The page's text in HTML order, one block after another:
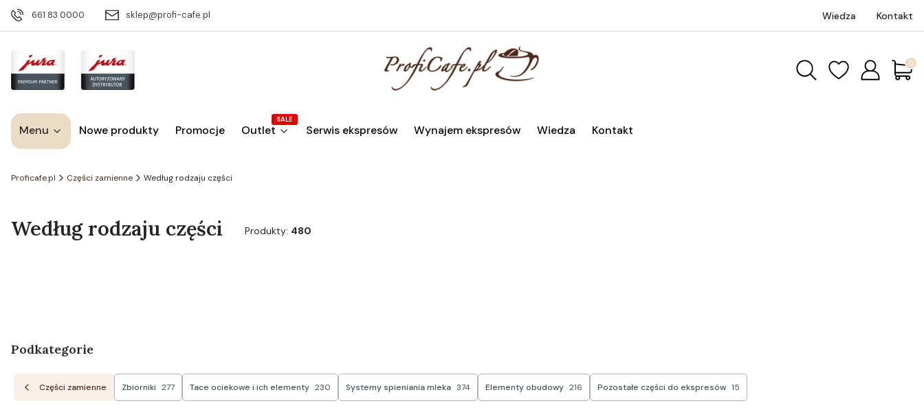
661 83 0000 sklep@profi-cafe.pl Wiedza Kontakt
Menu Nowe produkty Promocje Outlet
SALE
Serwis ekspresów Wynajem ekspresów Wiedza Kontakt
Proficafe.pl Części zamienne Według rodzaju części
Według rodzaju części Produkty: 480
Podkategorie
Części zamienne Zbiorniki 277 Tace ociekowe i ich elementy 230 Systemy spieniania mleka 374 Elementy obudowy 216 Pozostałe części do ekspresów 15